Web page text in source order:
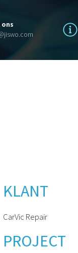
ons
KLANT
CarVic Repair
PROJECT